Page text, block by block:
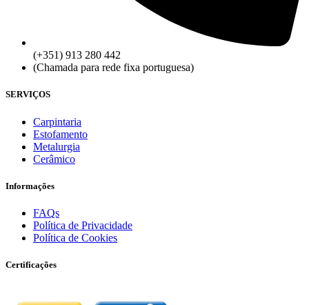
(+351) 913 280 442
(Chamada para rede fixa portuguesa)
SERVIÇOS
Carpintaria
Estofamento
Metalurgia
Cerâmico
Informações
FAQs
Política de Privacidade
Política de Cookies
Certificações